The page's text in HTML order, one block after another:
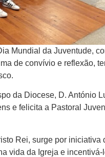
Mundial da Juventude,
de convívio e reflexão,
da Diocese, D. António
e felicita a Pastoral
Rei, surge por iniciativa
vida da Igreja e incentivá-